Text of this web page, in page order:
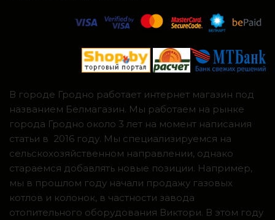
В городе Гродно работает интернет магазин под
названием Белмагазин. Мы работаем на рынке
города Гродно около 3 лет на момент написания
статьи в 2016 году. Мы специализируемся на
сельскохозяйственном направлении, однако
стараемся добавлять новые позиции. Например,
мы в прошлом году начали продажу газовых
котлов и колонок, в частности завода
отопительного оборудования Виктори. В этом году